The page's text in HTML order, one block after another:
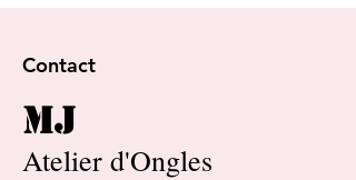
Contact
MJ
Atelier d'Ongles